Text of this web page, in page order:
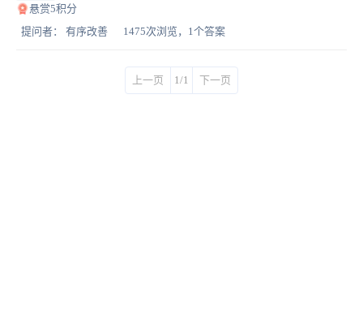
悬赏5积分
提问者： 有序改善
1475次浏览，1个答案
上一页 1/1 下一页